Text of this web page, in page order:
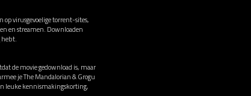
op virusgevoelige torrent-sites,
en streamen. Downloaden
hebt.
de movie gedownload is, maar
je The Mandalorian & Grogu
leuke kennismakingskorting,